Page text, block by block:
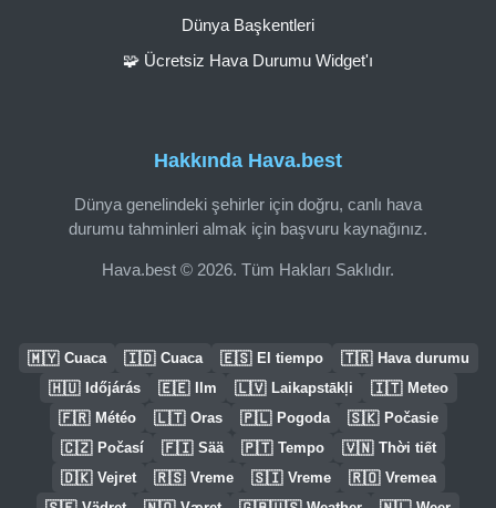
Hakkında Hava.best
Dünya genelindeki şehirler için doğru, canlı hava
durumu tahminleri almak için başvuru kaynağınız.
Hava.best © 2026. Tüm Hakları Saklıdır.
Dünya Başkentleri
🧩 Ücretsiz Hava Durumu Widget'ı
🇲🇾 Cuaca 🇮🇩 Cuaca 🇪🇸 El tiempo 🇹🇷 Hava durumu
🇭🇺 Időjárás 🇪🇪 Ilm 🇱🇻 Laikapstākļi 🇮🇹 Meteo
🇫🇷 Météo 🇱🇹 Oras 🇵🇱 Pogoda 🇸🇰 Počasie
🇨🇿 Počasí 🇫🇮 Sää 🇵🇹 Tempo 🇻🇳 Thời tiết
🇩🇰 Vejret 🇷🇸 Vreme 🇸🇮 Vreme 🇷🇴 Vremea